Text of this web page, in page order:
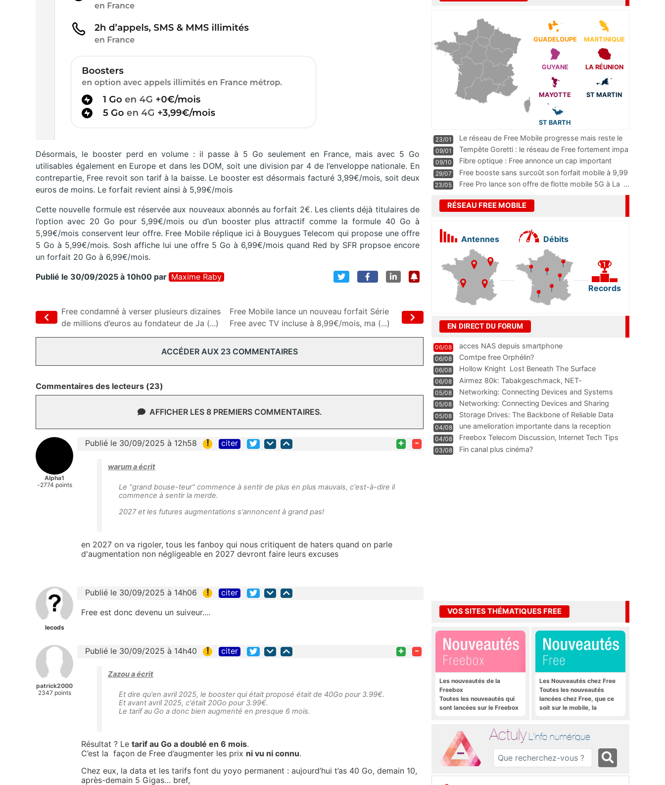
Désormais, le booster perd en volume : il passe à 5 Go seulement en France, mais avec 5 Go
utilisables également en Europe et dans les DOM, soit une division par 4 de l’enveloppe nationale. En
contrepartie, Free revoit son tarif à la baisse. Le booster est désormais facturé 3,99€/mois, soit deux
euros de moins. Le forfait revient ainsi à 5,99€/mois
Cette nouvelle formule est réservée aux nouveaux abonnés au forfait 2€. Les clients déjà titulaires de
l’option avec 20 Go pour 5,99€/mois ou d’un booster plus attractif comme la formule 40 Go à
5,99€/mois conservent leur offre. Free Mobile réplique ici à Bouygues Telecom qui propose une offre
5 Go à 5,99€/mois. Sosh affiche lui une offre 5 Go à 6,99€/mois quand Red by SFR propsoe encore
un forfait 20 Go à 6,99€/mois.
Publié le 30/09/2025 à 10h00 par Maxime Raby
Free condamné à verser plusieurs dizaines
de millions d’euros au fondateur de Ja (...)
Free Mobile lance un nouveau forfait Série
Free avec TV incluse à 8,99€/mois, ma (...)
ACCÉDER AUX 23 COMMENTAIRES
Commentaires des lecteurs (23)
AFFICHER LES 8 PREMIERS COMMENTAIRES.
Alpha1
-2774 points
Publié le 30/09/2025 à 12h58 ! citer + -
warum a écrit
Le ''grand bouse-teur'' commence à sentir de plus en plus mauvais, c'est-à-dire il
commence à sentir la merde.
2027 et les futures augmentations s'annoncent à grand pas!
en 2027 on va rigoler, tous les fanboy qui nous critiquent de haters quand on parle
d'augmentation non négligeable en 2027 devront faire leurs excuses
lecods
Publié le 30/09/2025 à 14h06 ! citer
Free est donc devenu un suiveur....
patrick2000
2347 points
Publié le 30/09/2025 à 14h40 ! citer + -
Zazou a écrit
Et dire qu'en avril 2025, le booster qui était proposé était de 40Go pour 3.99€.
Et avant avril 2025, c'était 20Go pour 3.99€.
Le tarif au Go a donc bien augmenté en presque 6 mois.
Résultat ? Le tarif au Go a doublé en 6 mois.
C’est la façon de Free d’augmenter les prix ni vu ni connu.
Chez eux, la data et les tarifs font du yoyo permanent : aujourd’hui t’as 40 Go, demain 10,
après-demain 5 Gigas… bref,
GUADELOUPE MARTINIQUE
GUYANE LA RÉUNION
MAYOTTE ST MARTIN
ST BARTH
23/01
Le réseau de Free Mobile progresse mais reste le
m
...
09/01
Tempête Goretti : le réseau de Free fortement impa
09/10
Fibre optique : Free annonce un cap important
pass
...
29/07
Free booste sans surcoût son forfait mobile à 9,99
23/05 Free Pro lance son offre de flotte mobile 5G à La ...
RÉSEAU FREE MOBILE
Antennes Débits
Records
EN DIRECT DU FORUM
06/08 acces NAS depuis smartphone
06/08 Comtpe free Orphélin?
06/08 Hollow Knight  Lost Beneath The Surface
06/08
Airmez 80k: Tabakgeschmack, NET-
Technologie und Leistung im
05/08 Networking: Connecting Devices and Systems
05/08
Networking: Connecting Devices and Sharing
Information
05/08
Storage Drives: The Backbone of Reliable Data
Management
04/08
une amelioration importante dans la reception
WIFI
04/08
Freebox Telecom Discussion, Internet Tech Tips
Communi
03/08 Fin canal plus cinéma?
VOS SITES THÉMATIQUES FREE
Les nouveautés de la
Freebox
Toutes les nouveautés qui
sont lancées sur le Freebox
Les Nouveautés chez Free
Toutes les nouveautés
lancées chez Free, que ce
soit sur le mobile, la
Actuly L'info numérique